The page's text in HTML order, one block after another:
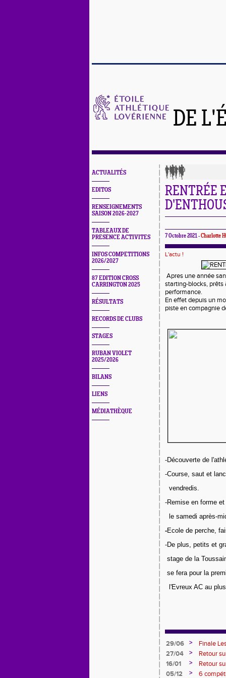
DE
ACTUALITÉS
EDITOS
RENSEIGNEMENTS
SAISON 2026-2027
TABLEAUX DE
PRESENCE ACTIVITES
INFOS COMPETITIONS
2026/2027
87 EDITION CROSS
CARRINGTON 2025
RÉSULTATS
RECORDS DE CLUBS
STAGES
RUBAN VIOLET
2025/2026
BILANS
LIENS
MÉDIATHÈQUE
RENTRÉE
7 Octobre 2021 -Charlotte
L'actu !
Apres une année
starting-blocks, prêts
performance.
En effet depuis un
piste en compagnie
-Découverte de
-Course, saut et
  vendredis.
-Remise en forme
le samedi après-
-Ecole de perche,
-De plus, petits et
stage de la
se fera pour la
l'Evreux AC au
29/06 >
Finale
27/04
>
Retour
16/01
>
Retour
05/12 >
6